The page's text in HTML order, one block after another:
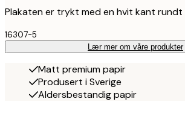
Plakaten er trykt med en hvit kant
16307-5
Lær mer om våre produkter
Matt premium papir
Produsert i Sverige
Aldersbestandig papir